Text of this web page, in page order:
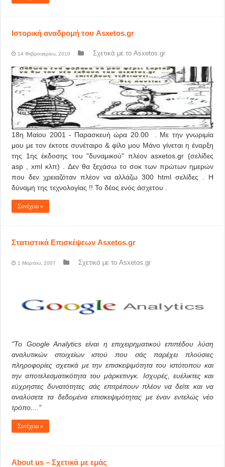
Ιστορική αναδρομή του Asxetos.gr
14 Φεβρουαρίου, 2010 Σχετικά με το Asxetos.gr
18η Μαίου 2001 - Παρασκευή ώρα 20.00 . Με την γνωριμία
μου με τον έκτοτε συνέταιρο & φίλο μου Μάνο γίνεται η έναρξη
της 1ης έκδοσης του "δυναμικού" πλέον asxetos.gr (σελίδες
asp , xml κλπ) . Δεν θα ξεχάσω το σοκ των πρώτων ημερών
που δεν χρειαζόταν πλέον να αλλάζω 300 html σελίδες . Η
δύναμη της τεχνολογίας !! Το δέος ενός άσχετου .
Συνέχεια »
Στατιστικά Επισκέψεων Asxetos.gr
1 Μαρτίου, 2007 Σχετικά με το Asxetos.gr
"Το Google Analytics είναι η επιχειρηματικού επιπέδου λύση
αναλυτικών στοιχείων ιστού που σάς παρέχει πλούσιες
πληροφορίες σχετικά με την επισκεψιμότητα του ιστότοπου και
την αποτελεσματικότητα του μάρκετινγκ. Ισχυρές, ευέλικτες και
εύχρηστες δυνατότητες σάς επιτρέπουν πλέον να δείτε και να
αναλύσετε τα δεδομένα επισκεψιμότητας με έναν εντελώς νέο
τρόπo...."
Συνέχεια »
About us – Σχετικά με εμάς